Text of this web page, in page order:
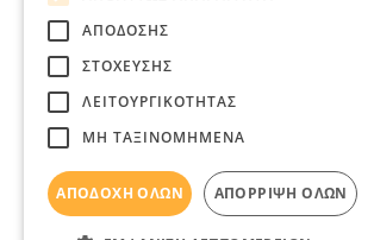
ΑΠΌΔΟΣΗΣ
ΣΤΌΧΕΥΣΗΣ
ΛΕΙΤΟΥΡΓΙΚΌΤΗΤΑΣ
ΜΗ ΤΑΞΙΝΟΜΗΜΈΝΑ
ΑΠΟΔΟΧΉ ΌΛΩΝ ΑΠΌΡΡΙΨΗ ΌΛΩΝ